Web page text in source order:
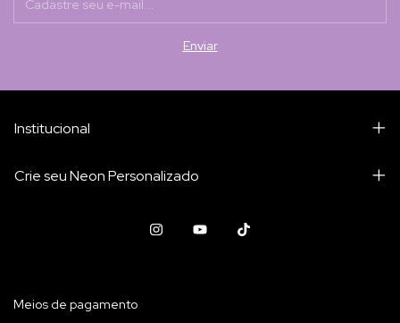
Institucional
Crie seu Neon Personalizado
Meios de pagamento